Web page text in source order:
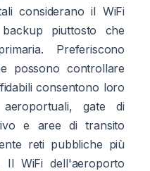
considerano il WiFi
piuttosto che
Preferiscono
possono controllare
consentono loro
gate di
e aree di transito
reti pubbliche più
WiFi dell'aeroporto